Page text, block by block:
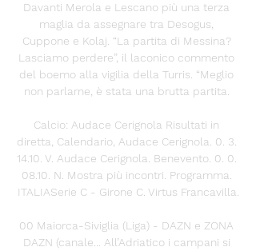
Davanti Merola e Lescano più una terza
maglia da assegnare tra Desogus,
Cuppone e Kolaj. “La partita di Messina?
Lasciamo perdere”, il laconico commento
del boemo alla vigilia della Turris. “Meglio
non parlarne, è stata una brutta partita.
Calcio: Audace Cerignola Risultati in
diretta, Calendario, Audace Cerignola. 0. 3.
14.10. V. Audace Cerignola. Benevento. 0. 0.
08.10. N. Mostra più incontri. Programma.
ITALIASerie C - Girone C. Virtus Francavilla.
00 Maiorca-Siviglia (Liga) - DAZN e ZONA
DAZN (canale... All’Adriatico i campani si